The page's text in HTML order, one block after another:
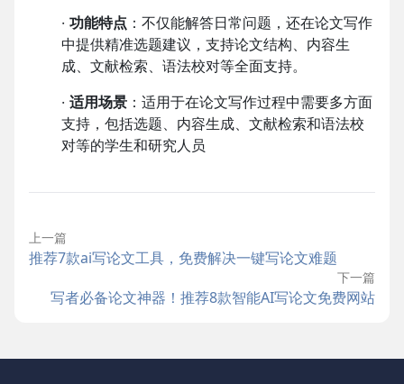
· 功能特点 ：不仅能解答日常问题，还在论文写作
中提供精准选题建议，支持论文结构、内容生
成、文献检索、语法校对等全面支持。
· 适用场景 ：适用于在论文写作过程中需要多方面
支持，包括选题、内容生成、文献检索和语法校
对等的学生和研究人员
上一篇
推荐7款ai写论文工具，免费解决一键写论文难题
下一篇
写者必备论文神器！推荐8款智能AI写论文免费网站